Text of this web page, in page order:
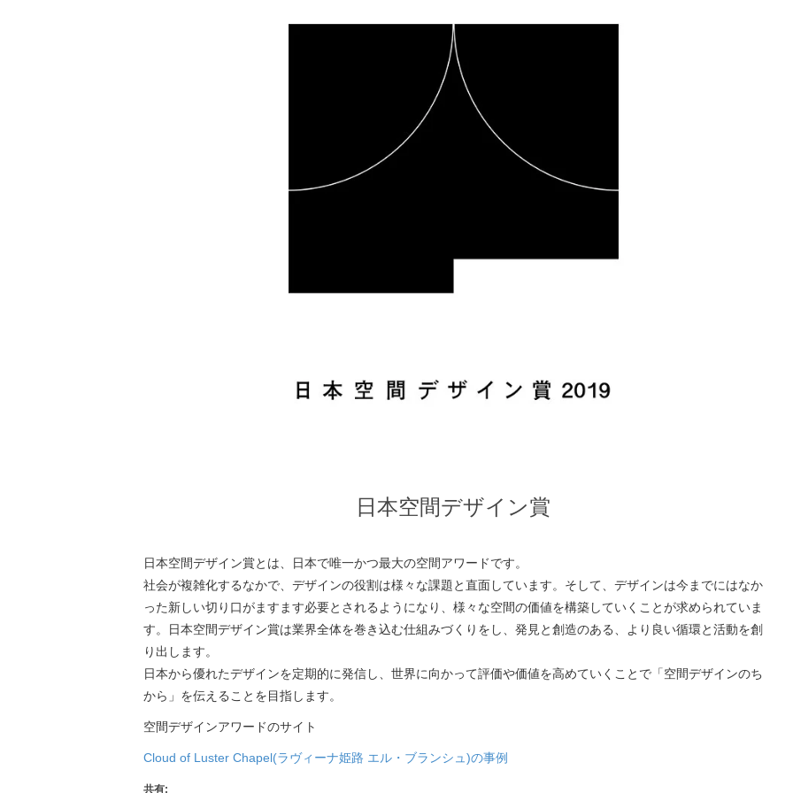
日本空間デザイン賞
日本空間デザイン賞とは、日本で唯一かつ最大の空間アワードです。
社会が複雑化するなかで、デザインの役割は様々な課題と直面しています。そして、デザインは今までにはなか
った新しい切り口がますます必要とされるようになり、様々な空間の価値を構築していくことが求められていま
す。日本空間デザイン賞は業界全体を巻き込む仕組みづくりをし、発見と創造のある、より良い循環と活動を創
り出します。
日本から優れたデザインを定期的に発信し、世界に向かって評価や価値を高めていくことで「空間デザインのち
から」を伝えることを目指します。
空間デザインアワードのサイト
Cloud of Luster Chapel(ラヴィーナ姫路 エル・ブランシュ)の事例
共有: